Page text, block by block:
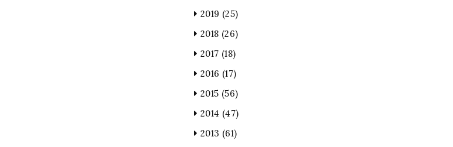
2019 (25)
2018 (26)
2017 (18)
2016 (17)
2015 (56)
2014 (47)
2013 (61)